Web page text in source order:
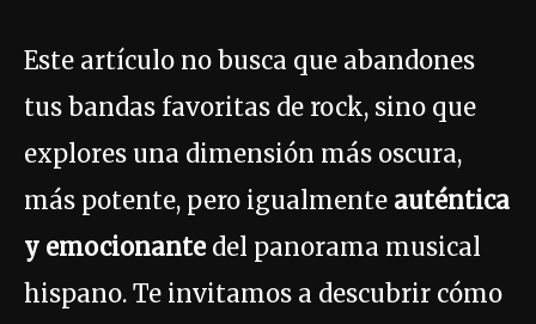
Este artículo no busca que abandones
tus bandas favoritas de rock, sino que
explores una dimensión más oscura,
más potente, pero igualmente auténtica
y emocionantedel panorama musical
hispano. Te invitamos a descubrir cómo